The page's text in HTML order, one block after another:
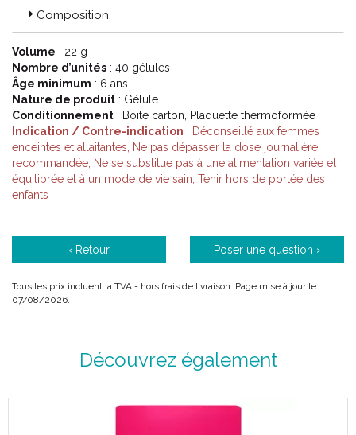
Composition
Volume : 22 g
Nombre d’unités : 40 gélules
Âge minimum : 6 ans
Nature de produit : Gélule
Conditionnement : Boite carton, Plaquette thermoformée
Indication / Contre-indication : Déconseillé aux femmes
enceintes et allaitantes, Ne pas dépasser la dose journalière
recommandée, Ne se substitue pas à une alimentation variée et
équilibrée et à un mode de vie sain, Tenir hors de portée des
enfants
‹ Retour Poser une question ›
Tous les prix incluent la TVA - hors frais de livraison. Page mise à jour le
07/08/2026.
Découvrez également